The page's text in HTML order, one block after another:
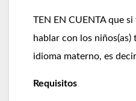
TEN EN CUENTA que
hablar con los
idioma materno, es
Requisitos